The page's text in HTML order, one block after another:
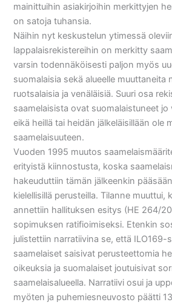
mainittuihin asiakirjoihin merkittyjen
on satoja tuhansia.
Näihin nyt keskustelun ytimessä
lappalaisrekistereihin on merkitty
varsin todennäköisesti paljon myös
suomalaisia sekä alueelle muuttaneita
ruotsalaisia ja venäläisiä. Suuri osa
saamelaisista ovat suomalaistuneet
eikä heillä tai heidän jälkeläisillään ole
saamelaisuuteen.
Vuoden 1995 muutos
erityistä kiinnostusta, koska
hakeuduttiin tämän jälkeenkin
kielellisillä perusteilla. Tilanne muuttui,
annettiin hallituksen esitys (HE 264/
sopimuksen ratifioimiseksi. Etenkin
julistettiin narratiivina se, että ILO169-
saamelaiset saisivat perusteettomia
oikeuksia ja suomalaiset joutuisivat
saamelaisalueella. Narratiivi osui ja
myöten ja puhemiesneuvosto päätti